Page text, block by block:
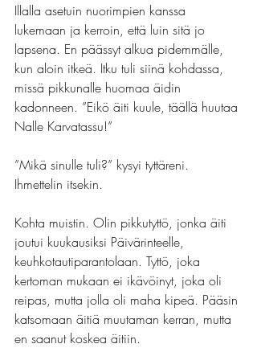
Illalla asetuin nuorimpien kanssa
lukemaan ja kerroin, että luin sitä jo
lapsena. En päässyt alkua pidemmälle,
kun aloin itkeä. Itku tuli siinä kohdassa,
missä pikkunalle huomaa äidin
kadonneen. ”Eikö äiti kuule, täällä huutaa
Nalle Karvatassu!”
”Mikä sinulle tuli?” kysyi tyttäreni.
Ihmettelin itsekin.
Kohta muistin. Olin pikkutyttö, jonka äiti
joutui kuukausiksi Päivärinteelle,
keuhkotautiparantolaan. Tyttö, joka
kertoman mukaan ei ikävöinyt, joka oli
reipas, mutta jolla oli maha kipeä. Pääsin
katsomaan äitiä muutaman kerran, mutta
en saanut koskea äitiin.